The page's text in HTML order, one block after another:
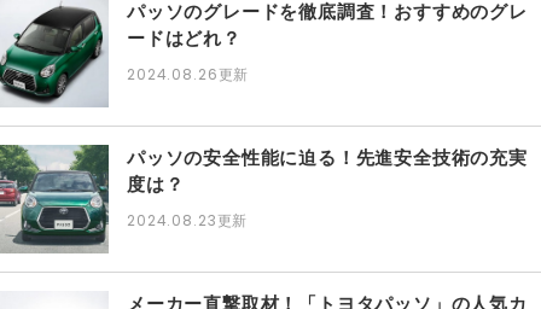
パッソのグレードを徹底調査！おすすめのグレ
ードはどれ？
2024.08.26更新
パッソの安全性能に迫る！先進安全技術の充実
度は？
2024.08.23更新
メーカー直撃取材！「トヨタパッソ」の人気カ